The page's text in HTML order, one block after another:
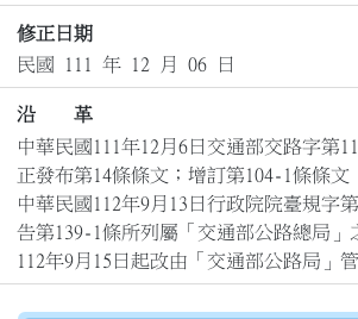
修正日期
民國 111 年 12 月 06 日
沿 革
中華民國111年12月6日交通部交路字第
正發布第14條條文；增訂第104-1條條文
中華民國112年9月13日行政院院臺規字
告第139-1條所列屬「交通部公路總局」
112年9月15日起改由「交通部公路局」